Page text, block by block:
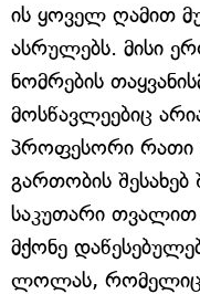
ის ყოველ ღამით
ასრულებს. მისი
ნომრების
მოსწავლეებიც
პროფესორი რათი
გართობის შესახებ
საკუთარი თვალით
მქონე
ლოლას, რომელიც